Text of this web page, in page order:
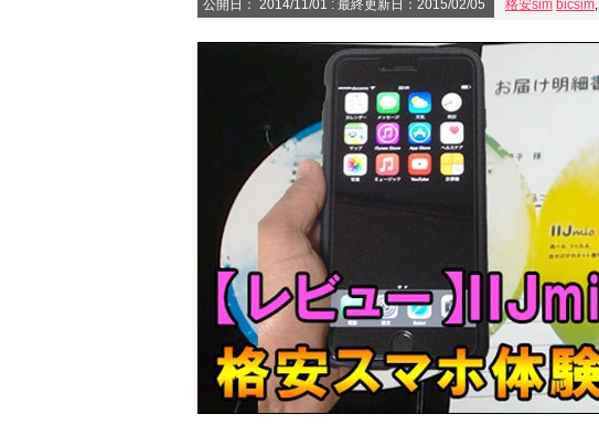
公開日： 2014/11/01 : 最終更新日：2015/02/05 格安sim bicsim,